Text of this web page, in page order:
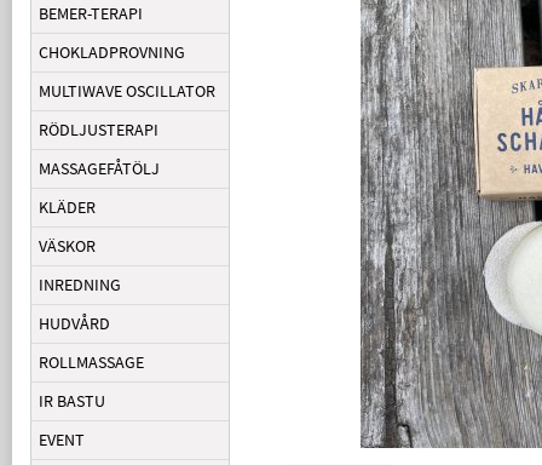
BEMER-TERAPI
CHOKLADPROVNING
MULTIWAVE OSCILLATOR
RÖDLJUSTERAPI
MASSAGEFÅTÖLJ
KLÄDER
VÄSKOR
INREDNING
HUDVÅRD
ROLLMASSAGE
IR BASTU
EVENT